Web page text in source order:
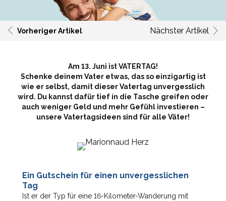
Vorheriger Artikel Nächster Artikel
Am 13. Juni ist VATERTAG!
Schenke deinem Vater etwas, das so einzigartig ist
wie er selbst, damit dieser Vatertag unvergesslich
wird. Du kannst dafür tief in die Tasche greifen oder
auch weniger Geld und mehr Gefühl investieren –
unsere Vatertagsideen sind für alle Väter!
Ein Gutschein für einen unvergesslichen
Tag
Ist er der Typ für eine 16-Kilometer-Wanderung mit